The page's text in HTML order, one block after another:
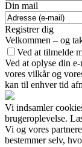
Din mail
Registrer dig
Velkommen – og
Ved at tilmelde
Ved at oplyse din
vores vilkår og
kan til enhver tid
Vi indsamler
brugeroplevelse.
Vi og vores
bestemmer selv,